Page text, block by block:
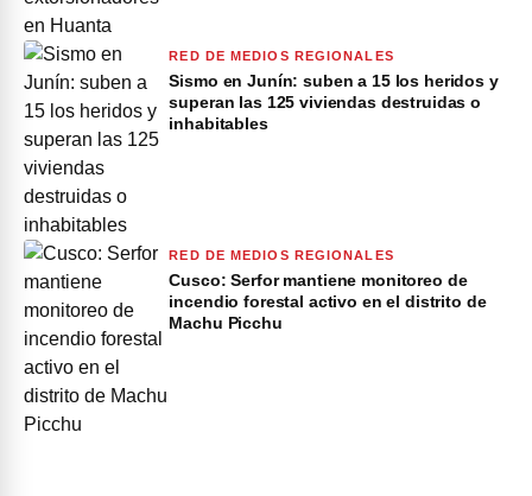
RED DE MEDIOS REGIONALES
Sismo en Junín: suben a 15 los heridos y
superan las 125 viviendas destruidas o
inhabitables
RED DE MEDIOS REGIONALES
Cusco: Serfor mantiene monitoreo de
incendio forestal activo en el distrito de
Machu Picchu